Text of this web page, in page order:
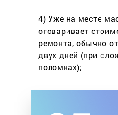
4) Уже на месте
оговаривает
ремонта, обычно
двух дней (при
поломках);